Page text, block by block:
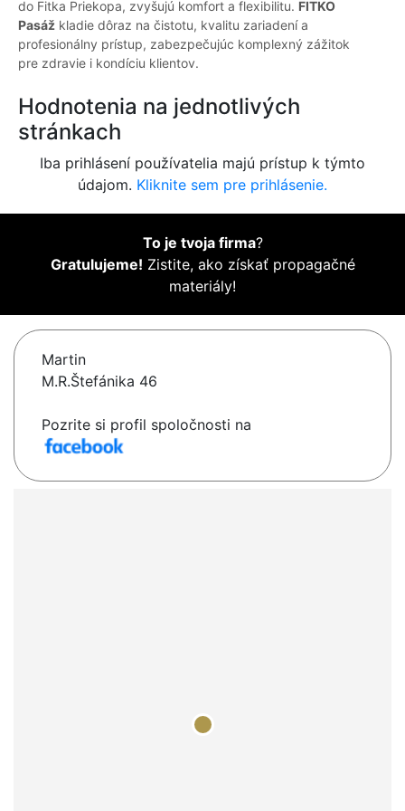
do Fitka Priekopa, zvyšujú komfort a flexibilitu. FITKO
Pasáž kladie dôraz na čistotu, kvalitu zariadení a
profesionálny prístup, zabezpečujúc komplexný zážitok
pre zdravie i kondíciu klientov.
Hodnotenia na jednotlivých
stránkach
Iba prihlásení používatelia majú prístup k týmto
údajom. Kliknite sem pre prihlásenie.
To je tvoja firma?
Gratulujeme! Zistite, ako získať propagačné
materiály!
Martin
M.R.Štefánika 46
Pozrite si profil spoločnosti na